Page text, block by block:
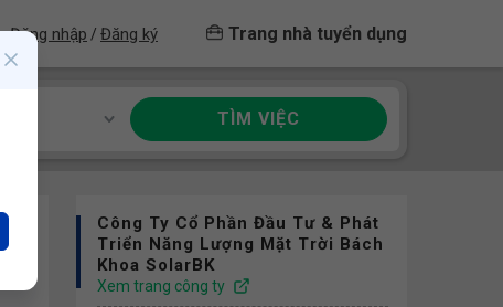
Đăng nhập / Đăng ký Trang nhà tuyển dụng
TÌM VIỆC
Công Ty Cổ Phần Đầu Tư & Phát
Triển Năng Lượng Mặt Trời Bách
Khoa SolarBK
Xem trang công ty